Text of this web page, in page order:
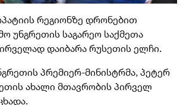
რეგიონზე დრონებით
უნგრეთის საგარეო საქმეთა
დაიბარა რუსეთის ელჩი.
პრემიერ-მინისტრმა, პეტერ
ახალი მთავრობის პირველ